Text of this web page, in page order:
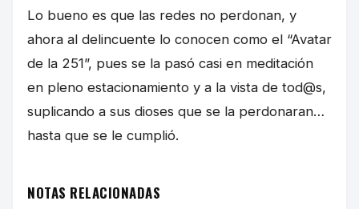
Lo bueno es que las redes no perdonan, y
ahora al delincuente lo conocen como el “Avatar
de la 251”, pues se la pasó casi en meditación
en pleno estacionamiento y a la vista de tod@s,
suplicando a sus dioses que se la perdonaran…
hasta que se le cumplió.
NOTAS RELACIONADAS